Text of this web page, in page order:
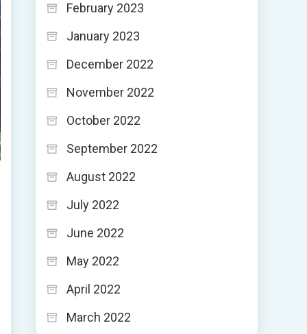
February 2023
January 2023
December 2022
November 2022
October 2022
September 2022
August 2022
July 2022
June 2022
May 2022
April 2022
March 2022